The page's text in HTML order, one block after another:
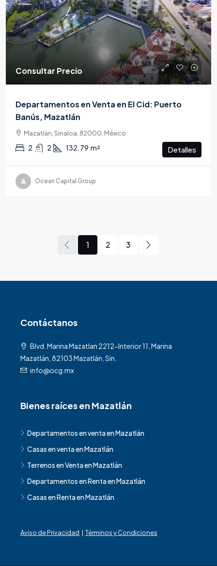
Consultar Precio
Departamentos en Venta en El Cid: Puerto
Banús, Mazatlán
Mazatlán, Sinaloa, 82000, México
2 2 132.79 m² Detalles
Ocean Capital Group
1 2 3
Contáctanos
Blvd. Marina Mazatlan 2212-Interior 11, Marina
Mazatlán, 82103 Mazatlán, Sin.
info@ocg.mx
Bienes raíces en Mazatlán
Departamentos en venta en Mazatlán
Casas en venta en Mazatlán
Terrenos en Venta en Mazatlán
Departamentos en Renta en Mazatlán
Casas en Renta en Mazatlán
Aviso de Privacidad | Términos y Condiciones